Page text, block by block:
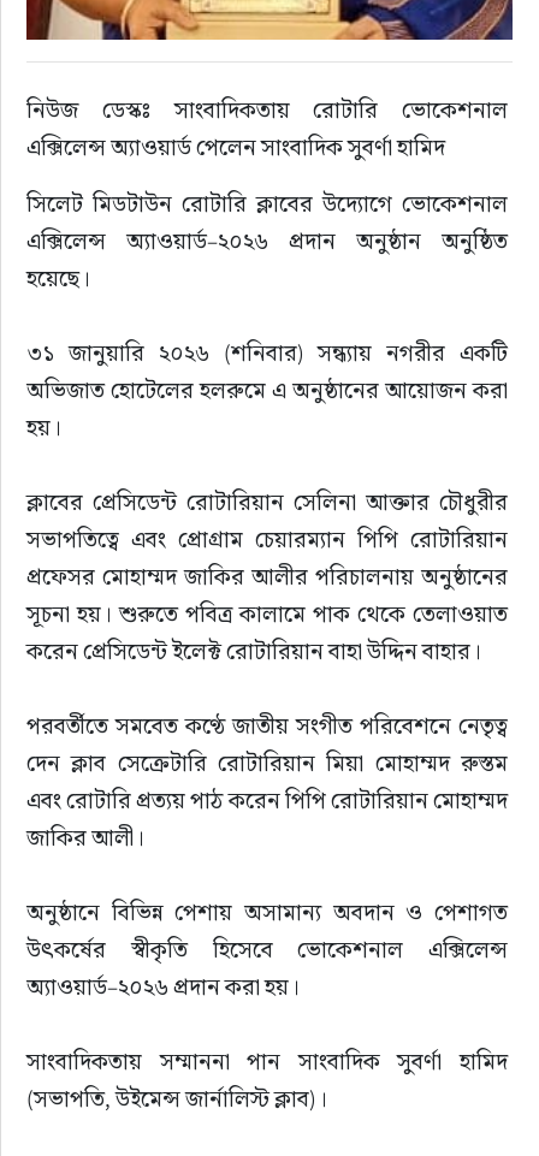
নিউজ ডেস্কঃ সাংবাদিকতায় রোটারি ভোকেশনাল
এক্সিলেন্স অ্যাওয়ার্ড পেলেন সাংবাদিক সুবর্ণা হামিদ
সিলেট মিডটাউন রোটারি ক্লাবের উদ্যোগে ভোকেশনাল
এক্সিলেন্স অ্যাওয়ার্ড–২০২৬ প্রদান অনুষ্ঠান অনুষ্ঠিত
হয়েছে।
৩১ জানুয়ারি ২০২৬ (শনিবার) সন্ধ্যায় নগরীর একটি
অভিজাত হোটেলের হলরুমে এ অনুষ্ঠানের আয়োজন করা
হয়।
ক্লাবের প্রেসিডেন্ট রোটারিয়ান সেলিনা আক্তার চৌধুরীর
সভাপতিত্বে এবং প্রোগ্রাম চেয়ারম্যান পিপি রোটারিয়ান
প্রফেসর মোহাম্মদ জাকির আলীর পরিচালনায় অনুষ্ঠানের
সূচনা হয়। শুরুতে পবিত্র কালামে পাক থেকে তেলাওয়াত
করেন প্রেসিডেন্ট ইলেক্ট রোটারিয়ান বাহা উদ্দিন বাহার।
পরবর্তীতে সমবেত কণ্ঠে জাতীয় সংগীত পরিবেশনে নেতৃত্ব
দেন ক্লাব সেক্রেটারি রোটারিয়ান মিয়া মোহাম্মদ রুস্তম
এবং রোটারি প্রত্যয় পাঠ করেন পিপি রোটারিয়ান মোহাম্মদ
জাকির আলী।
অনুষ্ঠানে বিভিন্ন পেশায় অসামান্য অবদান ও পেশাগত
উৎকর্ষের স্বীকৃতি হিসেবে ভোকেশনাল এক্সিলেন্স
অ্যাওয়ার্ড–২০২৬ প্রদান করা হয়।
সাংবাদিকতায় সম্মাননা পান সাংবাদিক সুবর্ণা হামিদ
(সভাপতি, উইমেন্স জার্নালিস্ট ক্লাব)।